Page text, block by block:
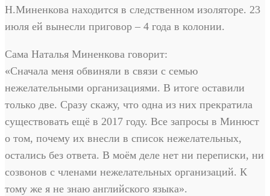
Н.Миненкова находится в следственном изоляторе. 23
июля ей вынесли приговор – 4 года в колонии.
Сама Наталья Миненкова говорит:
«Сначала меня обвиняли в связи с семью
нежелательными организациями. В итоге оставили
только две. Сразу скажу, что одна из них прекратила
существовать ещё в 2017 году. Все запросы в Минюст
о том, почему их внесли в список нежелательных,
остались без ответа. В моём деле нет ни переписки, ни
созвонов с членами нежелательных организаций. К
тому же я не знаю английского языка».